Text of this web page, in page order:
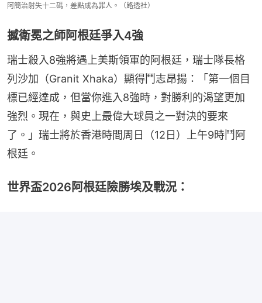
阿簡治射失十二碼，差點成為罪人。（路透社）
撼衛冕之師阿根廷爭入4強
瑞士殺入8強將遇上美斯領軍的阿根廷，瑞士隊長格
列沙加（Granit Xhaka）顯得鬥志昂揚：「第一個目
標已經達成，但當你進入8強時，對勝利的渴望更加
強烈。現在，與史上最偉大球員之一對決的要來
了。」瑞士將於香港時間周日（12日）上午9時鬥阿
根廷。
世界盃2026阿根廷險勝埃及戰況：